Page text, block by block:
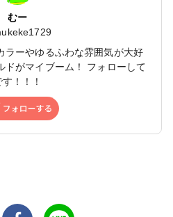
むー
ラーやゆるふわな雰囲気が大好
ドがマイブーム！ フォローして
！！！